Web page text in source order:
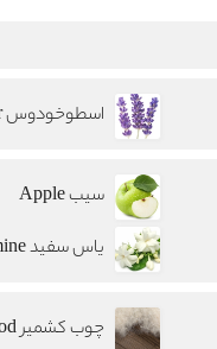
اسطوخودوس Lavender
سیب Apple
یاس سفید Jasmine
چوب کشمیر Cashmir wood